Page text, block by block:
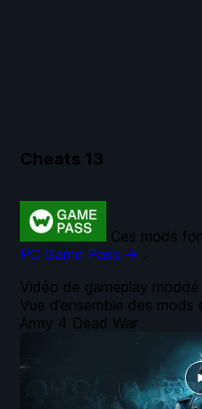
Cheats 13
Vidéo de gameplay moddé
Vue d’ensemble des
Army 4 Dead War
Ces mods
PC Game Pass → .